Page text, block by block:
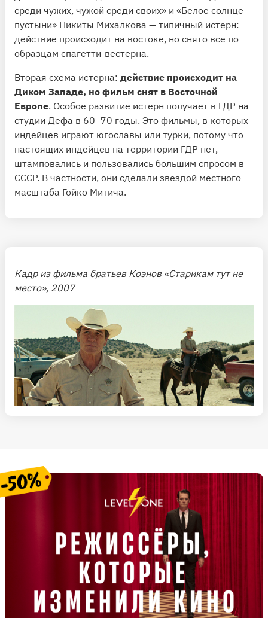
среди чужих, чужой среди своих» и «Белое солнце
пустыни» Никиты Михалкова — типичный истерн:
действие происходит на востоке, но снято все по
образцам спагетти-вестерна.
Вторая схема истерна: действие происходит на
Диком Западе, но фильм снят в Восточной
Европе. Особое развитие истерн получает в ГДР на
студии Дефа в 60–70 годы. Это фильмы, в которых
индейцев играют югославы или турки, потому что
настоящих индейцев на территории ГДР нет,
штамповались и пользовались большим спросом в
СССР. В частности, они сделали звездой местного
масштаба Гойко Митича.
Кадр из фильма братьев Коэнов «Старикам тут не
место», 2007